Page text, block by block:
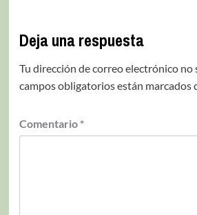
Deja una respuesta
Tu dirección de correo electrónico no
campos obligatorios están marcados
Comentario *